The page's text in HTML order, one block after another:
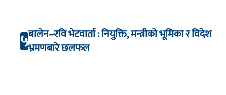
५बालेन–रवि भेटवार्ता : नियुक्ति, मन्त्रीको भूमिका र विदेश
भ्रमणबारे छलफल